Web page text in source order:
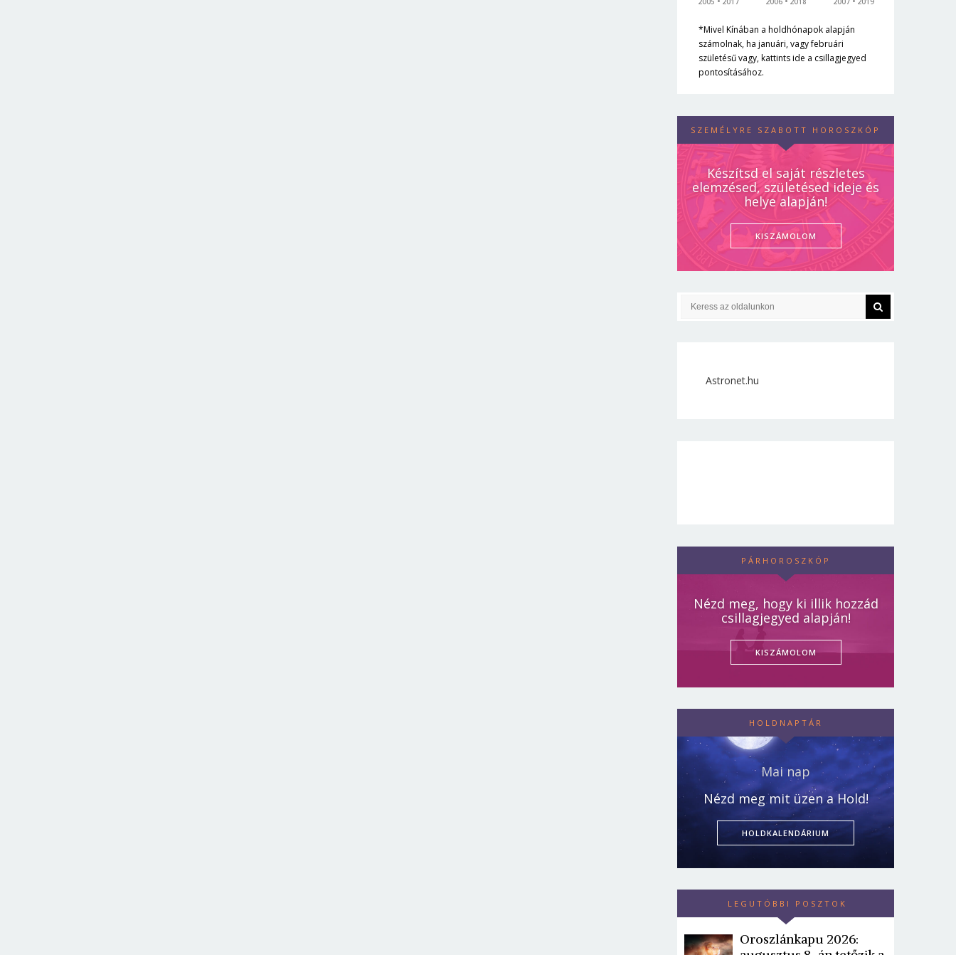
*Mivel Kínában a holdhónapok alapján
számolnak, ha januári, vagy februári
születésű vagy, kattints ide a csillagjegyed
pontosításához.
SZEMÉLYRE SZABOTT HOROSZKÓP
Készítsd el saját részletes
elemzésed, születésed ideje és
helye alapján!
KISZÁMOLOM
Astronet.hu
PÁRHOROSZKÓP
Nézd meg, hogy ki illik hozzád
csillagjegyed alapján!
KISZÁMOLOM
HOLDNAPTÁR
Mai nap
Nézd meg mit üzen a Hold!
HOLDKALENDÁRIUM
LEGUTÓBBI POSZTOK
Oroszlánkapu 2026: